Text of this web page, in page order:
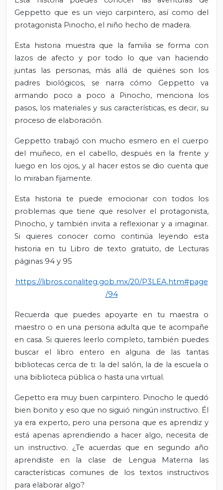
Geppetto que es un viejo carpintero, así como del
protagonista Pinocho, el niño hecho de madera.
Esta historia muestra que la familia se forma con
lazos de afecto y por todo lo que van haciendo
juntas las personas, más allá de quiénes son los
padres biológicos, se narra cómo Geppetto va
armando poco a poco a Pinocho, menciona los
pasos, los materiales y sus características, es decir, su
proceso de elaboración.
Geppetto trabajó con mucho esmero en el cuerpo
del muñeco, en el cabello, después en la frente y
luego en los ojos, y al hacer estos se dio cuenta que
lo miraban fijamente.
Esta historia te puede emocionar con todos los
problemas que tiene que resolver el protagonista,
Pinocho, y también invita a reflexionar y a imaginar.
Si quieres conocer como continúa leyendo esta
historia en tu Libro de texto gratuito, de Lecturas
páginas 94 y 95
https://libros.conaliteg.gob.mx/20/P3LEA.htm#page
/94
Recuerda que puedes apoyarte en tu maestra o
maestro o en una persona adulta que te acompañe
en casa. Si quieres leerlo completo, también puedes
buscar el libro entero en alguna de las tantas
bibliotecas cerca de ti: la del salón, la de la escuela o
una biblioteca pública o hasta una virtual.
Gepetto era muy buen carpintero. Pinocho le quedó
bien bonito y eso que no siguió ningún instructivo. Él
ya era experto, pero una persona que es aprendiz y
está apenas aprendiendo a hacer algo, necesita de
un instructivo. ¿Te acuerdas que en segundo año
aprendiste en la clase de Lengua Materna las
características comunes de los textos instructivos
para elaborar algo?